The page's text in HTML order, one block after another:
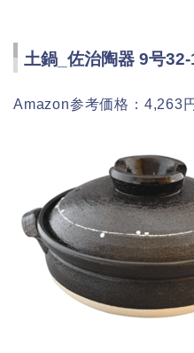
土鍋_佐治陶器 9号
Amazon参考価格：4,263円